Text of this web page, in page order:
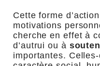
Cette forme
motivations
cherche en effet à
d’autrui ou à
importantes.